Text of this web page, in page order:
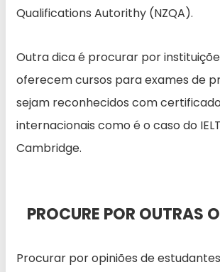
Qualifications Autorithy (NZQA).
Outra dica é procurar por
oferecem cursos para exames de
sejam reconhecidos com
internacionais como é o caso do
Cambridge.
PROCURE POR OUTRAS
Procurar por opiniões de